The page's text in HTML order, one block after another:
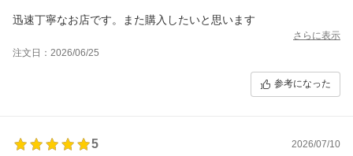
迅速丁寧なお店です。また購入したいと思います
さらに表示
注文日：2026/06/25
参考になった
5
2026/07/10